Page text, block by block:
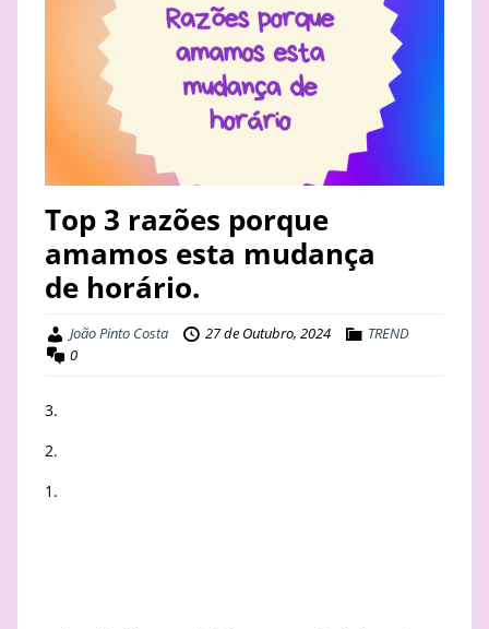
Top 3 razões porque
amamos esta mudança
de horário.
João Pinto Costa 27 de Outubro, 2024
TREND
0
3.
2.
1.